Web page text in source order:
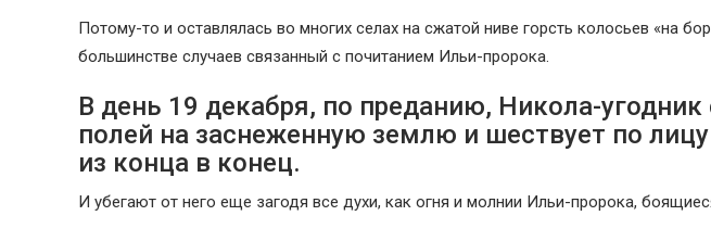
Потому-то и оставлялась во многих селах на сжатой ниве горсть колосьев «на
большинстве случаев связанный с почитанием Ильи-пророка.
В день 19 декабря, по преданию, Никола-угодник
полей на заснеженную землю и шествует по
из конца в конец.
И убегают от него еще загодя все духи, как огня и молнии Ильи-пророка,